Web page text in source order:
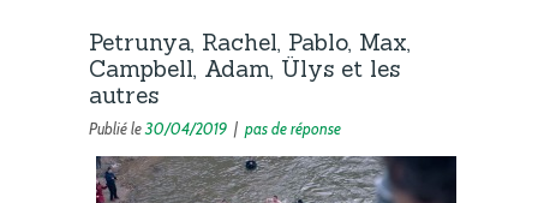
Petrunya, Rachel, Pablo, Max,
Campbell, Adam, Ülys et les
autres
Publié le30/04/2019 | pas de réponse